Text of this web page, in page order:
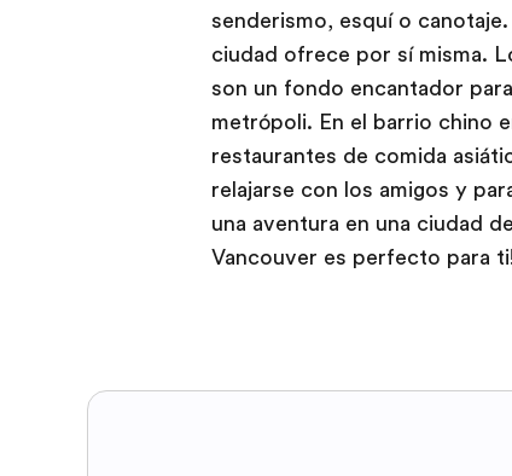
senderismo, esquí o
ciudad ofrece por sí misma.
son un fondo encantador
metrópoli. En el barrio chino
restaurantes de comida
relajarse con los amigos y
una aventura en una ciudad
Vancouver es perfecto para ti!